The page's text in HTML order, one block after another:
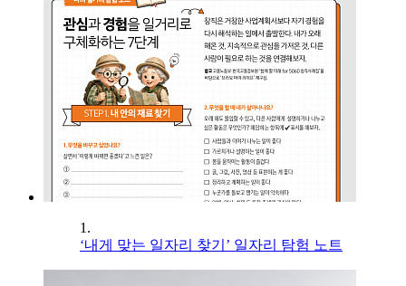
1.
‘내게 맞는 일자리 찾기’ 일자리 탐험 노트